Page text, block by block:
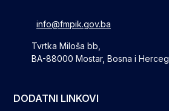
info@fmpik.gov.ba
Tvrtka Miloša bb,
BA-88000 Mostar, Bosna i
DODATNI LINKOVI